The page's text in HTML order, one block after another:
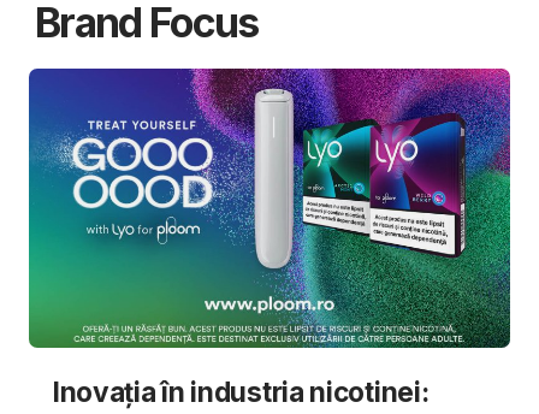
Brand Focus
Inovația în industria nicotinei: